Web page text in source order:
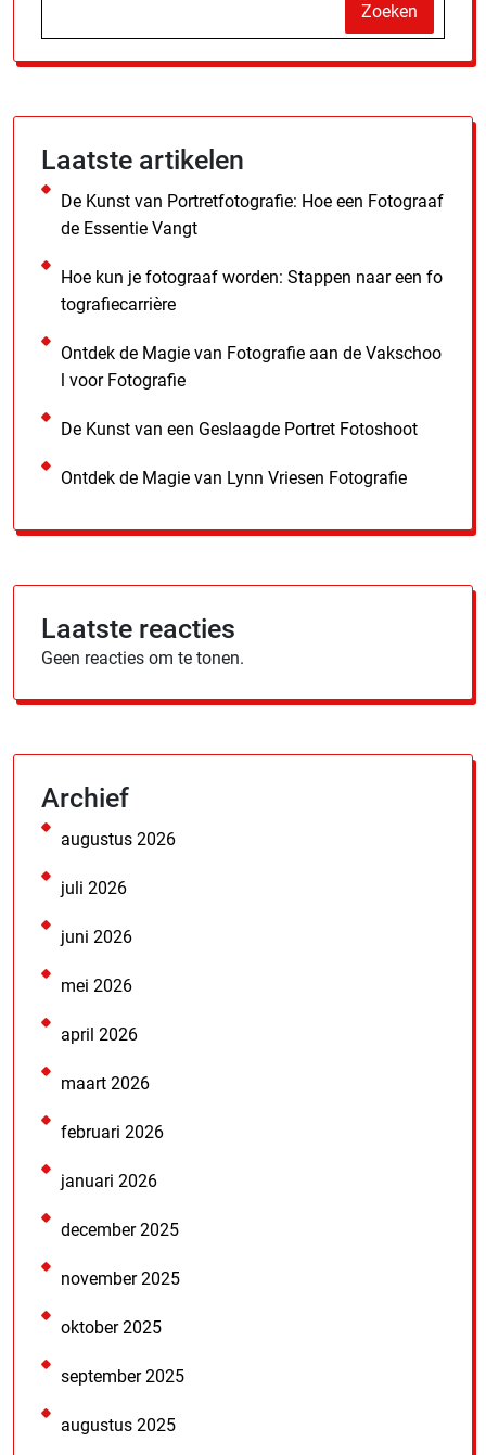
Zoeken
Laatste artikelen
De Kunst van Portretfotografie: Hoe een Fotograaf
de Essentie Vangt
Hoe kun je fotograaf worden: Stappen naar een fo
tografiecarrière
Ontdek de Magie van Fotografie aan de Vakschoo
l voor Fotografie
De Kunst van een Geslaagde Portret Fotoshoot
Ontdek de Magie van Lynn Vriesen Fotografie
Laatste reacties
Geen reacties om te tonen.
Archief
augustus 2026
juli 2026
juni 2026
mei 2026
april 2026
maart 2026
februari 2026
januari 2026
december 2025
november 2025
oktober 2025
september 2025
augustus 2025